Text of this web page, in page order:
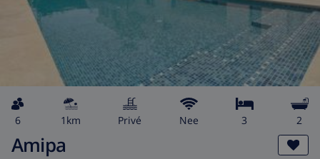
6 1km privé Nee 3 2
Amipa